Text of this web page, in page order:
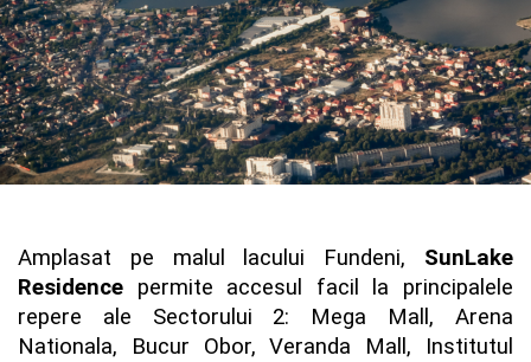
Amplasat pe malul lacului Fundeni, SunLake
Residence permite accesul facil la principalele
repere ale Sectorului 2: Mega Mall, Arena
Nationala, Bucur Obor, Veranda Mall, Institutul